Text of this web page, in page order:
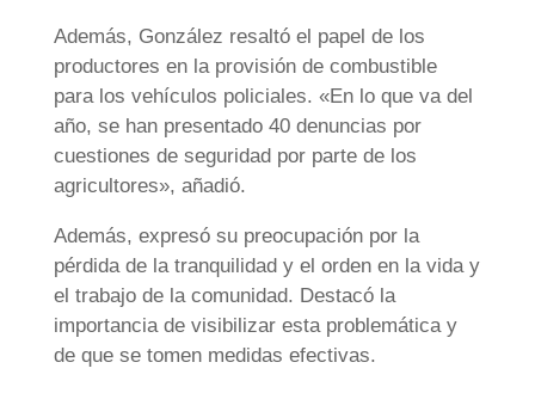
Además, González resaltó el papel de los
productores en la provisión de combustible
para los vehículos policiales. «En lo que va del
año, se han presentado 40 denuncias por
cuestiones de seguridad por parte de los
agricultores», añadió.
Además, expresó su preocupación por la
pérdida de la tranquilidad y el orden en la vida y
el trabajo de la comunidad. Destacó la
importancia de visibilizar esta problemática y
de que se tomen medidas efectivas.